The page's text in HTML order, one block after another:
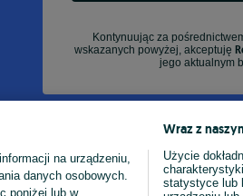
Kontynuując za
wskazanych powyżej, akceptuję
jego aktualnym
na urządzeniu,
danych osobowych.
poniżej lub w
Wraz z
Użycie
statystyce lub